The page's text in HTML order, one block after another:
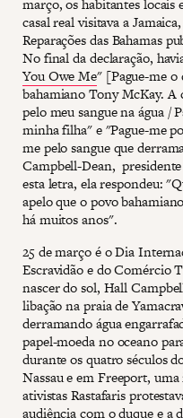
casal real visitava a
Reparações das Bahamas
No final da declaração,
You Owe Me" [Pague-me o
bahamiano Tony McKay. A
pelo meu sangue na água /
minha filha" e "Pague-me
me pelo sangue que
Campbell-Dean,
esta letra, ela respondeu:
apelo que o povo
há muitos anos".
25 de março é o Dia
Escravidão e do Comércio
nascer do sol, Hall
libação na praia de
derramando água
papel-moeda no oceano
durante os quatro séculos
Nassau e em Freeport,
ativistas Rastafaris
audiência com o duque e a